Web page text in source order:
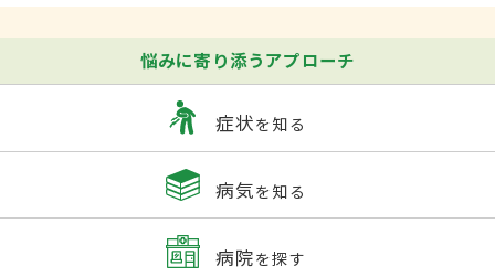
悩みに寄り添うアプローチ
症状を知る
病気を知る
病院を探す